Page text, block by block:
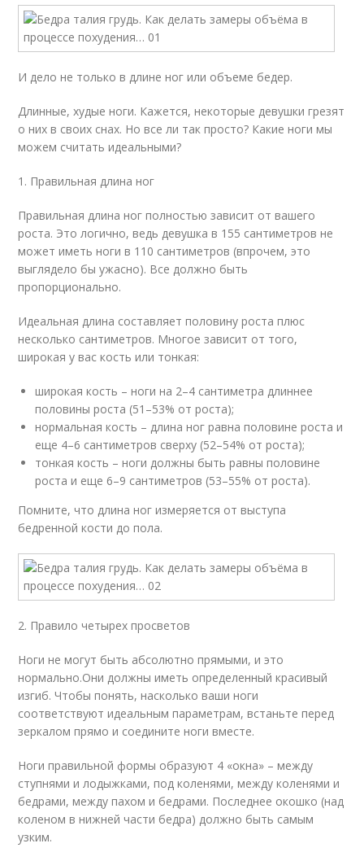
И дело не только в длине ног или объеме бедер.
Длинные, худые ноги. Кажется, некоторые девушки грезят
о них в своих снах. Но все ли так просто? Какие ноги мы
можем считать идеальными?
1. Правильная длина ног
Правильная длина ног полностью зависит от вашего
роста. Это логично, ведь девушка в 155 сантиметров не
может иметь ноги в 110 сантиметров (впрочем, это
выглядело бы ужасно). Все должно быть
пропорционально.
Идеальная длина составляет половину роста плюс
несколько сантиметров. Многое зависит от того,
широкая у вас кость или тонкая:
широкая кость – ноги на 2–4 сантиметра длиннее
половины роста (51–53% от роста);
нормальная кость – длина ног равна половине роста и
еще 4–6 сантиметров сверху (52–54% от роста);
тонкая кость – ноги должны быть равны половине
роста и еще 6–9 сантиметров (53–55% от роста).
Помните, что длина ног измеряется от выступа
бедренной кости до пола.
2. Правило четырех просветов
Ноги не могут быть абсолютно прямыми, и это
нормально.Они должны иметь определенный красивый
изгиб. Чтобы понять, насколько ваши ноги
соответствуют идеальным параметрам, встаньте перед
зеркалом прямо и соедините ноги вместе.
Ноги правильной формы образуют 4 «окна» – между
ступнями и лодыжками, под коленями, между коленями и
бедрами, между пахом и бедрами. Последнее окошко (над
коленом в нижней части бедра) должно быть самым
узким.